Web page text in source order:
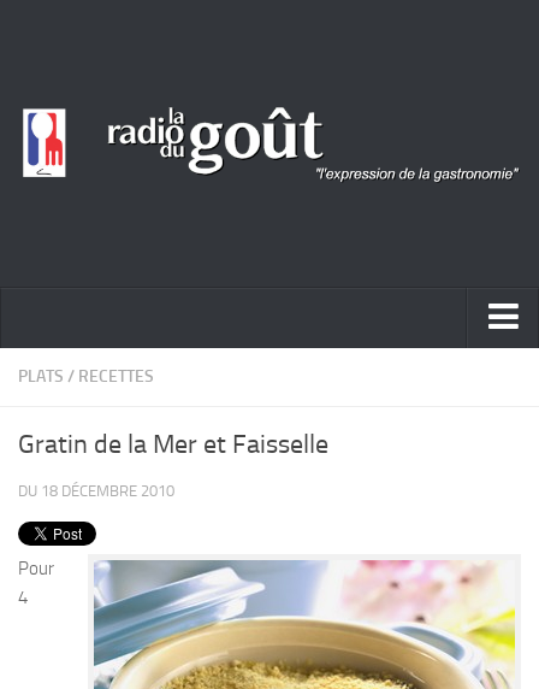
ACTUALITÉ
PRODUITS
RECETTES
Entrées
Plats
PLATS / RECETTES
Gratin de la Mer et Faisselle
DU 18 DÉCEMBRE 2010
Pour
4